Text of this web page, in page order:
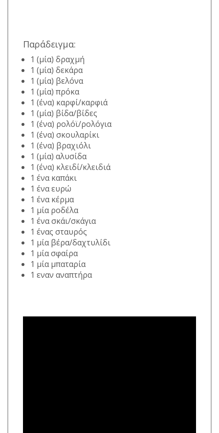
Παράδειγμα:
1 (μία) δραχμή
1 (μία) δεκάρα
1 (μία) βελόνα
1 (μία) πρόκα
1 (ένα) καρφί/καρφιά
1 (μία) βίδα/βίδες
1 (ένα) ρολόϊ/ρολόγια
1 (ένα) σκουλαρίκι
1 (ένα) βραχιόλι
1 (μία) αλυσίδα
1 (ένα) κλειδί/κλειδιά
1 ένα καπάκι
1 ένα ευρώ
1 ένα κέρμα
1 μία ροδέλα
1 ένα σκάι/σκάγια
1 ένας σταυρός
1 μία βέρα/δαχτυλίδι
1 μία σφαίρα
1 μία μπαταρία
1 εναν αναπτήρα